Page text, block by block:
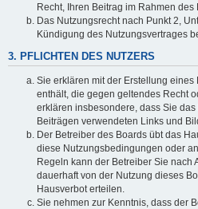
Recht, Ihren Beitrag im Rahmen des
Das Nutzungsrecht nach Punkt 2,
Kündigung des Nutzungsvertrages
3. PFLICHTEN DES NUTZERS
Sie erklären mit der Erstellung eines
enthält, die gegen geltendes Recht
erklären insbesondere, dass Sie
Beiträgen verwendeten Links und
Der Betreiber des Boards übt das
diese Nutzungsbedingungen oder
Regeln kann der Betreiber Sie nach
dauerhaft von der Nutzung dieses
Hausverbot erteilen.
Sie nehmen zur Kenntnis, dass der